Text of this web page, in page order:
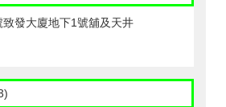
發大廈地下1號舖及天井